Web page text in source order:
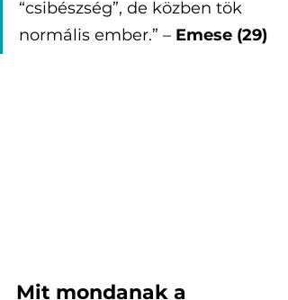
“csibészség”, de közben tök
normális ember.” – Emese (29)
Mit mondanak a